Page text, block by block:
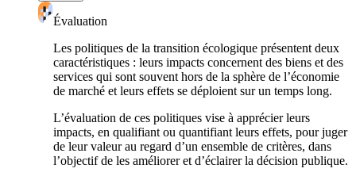
Évaluation
Les politiques de la transition écologique présentent deux
caractéristiques : leurs impacts concernent des biens et des
services qui sont souvent hors de la sphère de l’économie
de marché et leurs effets se déploient sur un temps long.
L’évaluation de ces politiques vise à apprécier leurs
impacts, en qualifiant ou quantifiant leurs effets, pour juger
de leur valeur au regard d’un ensemble de critères, dans
l’objectif de les améliorer et d’éclairer la décision publique.